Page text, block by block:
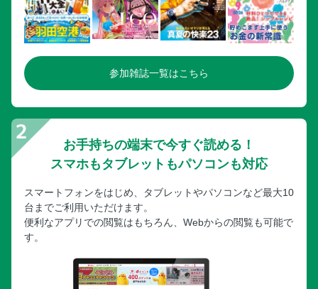
参加雑誌一覧はこちら
お手持ちの端末で今すぐ読める！
スマホもタブレットもパソコンも対応
スマートフォンをはじめ、タブレットやパソコンなど最大10
台までご利用いただけます。
便利なアプリでの閲覧はもちろん、Webからの閲覧も可能で
す。